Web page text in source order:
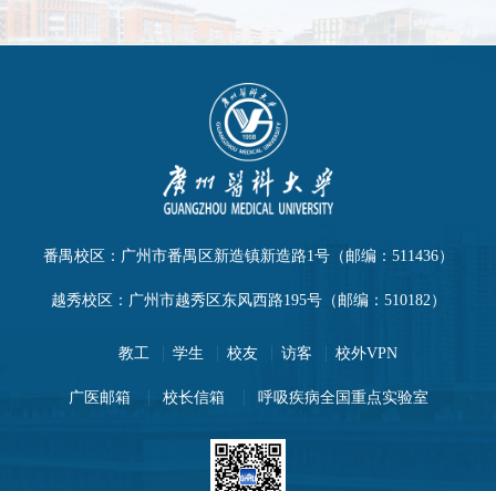
番禺校区：广州市番禺区新造镇新造路1号（邮编：511436）
越秀校区：广州市越秀区东风西路195号（邮编：510182）
教工 学生 校友 访客 校外VPN
广医邮箱 校长信箱 呼吸疾病全国重点实验室